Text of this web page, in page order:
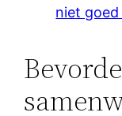
niet